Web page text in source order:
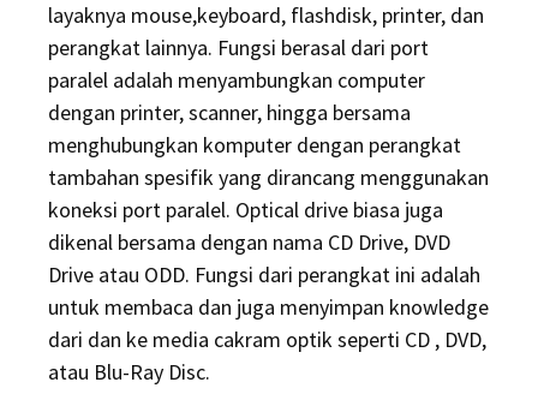
layaknya mouse,keyboard, flashdisk, printer, dan
perangkat lainnya. Fungsi berasal dari port
paralel adalah menyambungkan computer
dengan printer, scanner, hingga bersama
menghubungkan komputer dengan perangkat
tambahan spesifik yang dirancang menggunakan
koneksi port paralel. Optical drive biasa juga
dikenal bersama dengan nama CD Drive, DVD
Drive atau ODD. Fungsi dari perangkat ini adalah
untuk membaca dan juga menyimpan knowledge
dari dan ke media cakram optik seperti CD , DVD,
atau Blu-Ray Disc.